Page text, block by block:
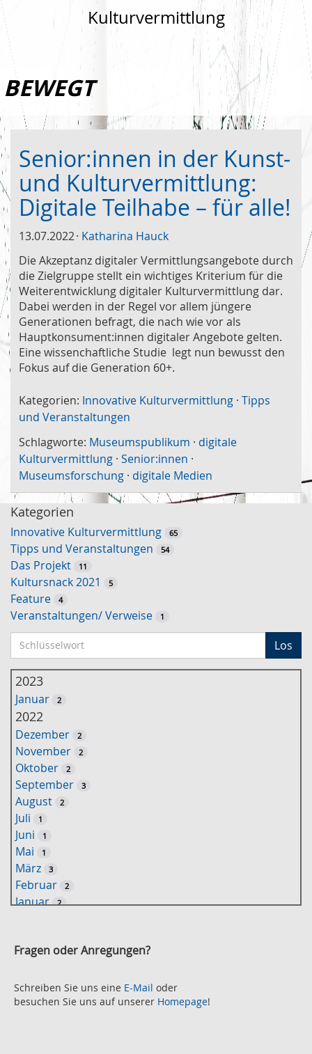
Kulturvermittlung
BEWEGT
Senior:innen in der Kunst-
und Kulturvermittlung:
Digitale Teilhabe – für alle!
13.07.2022 Katharina Hauck
Die Akzeptanz digitaler Vermittlungsangebote durch
die Zielgruppe stellt ein wichtiges Kriterium für die
Weiterentwicklung digitaler Kulturvermittlung dar.
Dabei werden in der Regel vor allem jüngere
Generationen befragt, die nach wie vor als
Hauptkonsument:innen digitaler Angebote gelten.
Eine wissenchaftliche Studie legt nun bewusst den
Fokus auf die Generation 60+.
Kategorien: Innovative Kulturvermittlung · Tipps
und Veranstaltungen
Schlagworte: Museumspublikum · digitale
Kulturvermittlung · Senior:innen ·
Museumsforschung · digitale Medien
Kategorien
Innovative Kulturvermittlung 65
Tipps und Veranstaltungen 54
Das Projekt 11
Kultursnack 2021 5
Feature 4
Veranstaltungen/ Verweise 1
c
h
ü
w
o
r
u
c
Los
2023
Januar 2
2022
Dezember 2
November 2
Oktober 2
September 3
August 2
Juli 1
Juni 1
Mai 1
März 3
Februar 2
Januar 2
Oktober 2
August 2
Juli 2
Fragen oder Anregungen?
Schreiben Sie uns eine E-Mail oder
besuchen Sie uns auf unserer Homepage!